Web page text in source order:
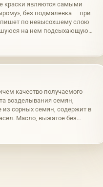
краски являются самыми
без подмалевка — при
пишет по невысохшему слою
на нем подсыхающую
качество получаемого
возделывания семян,
из сорных семян, содержит в
Масло, выжатое без